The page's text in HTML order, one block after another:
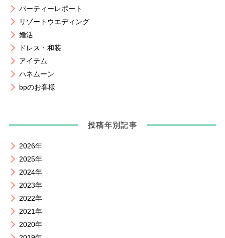
パーティーレポート
リゾートウエディング
婚活
ドレス・和装
アイテム
ハネムーン
bpのお客様
投稿年別記事
2026年
2025年
2024年
2023年
2022年
2021年
2020年